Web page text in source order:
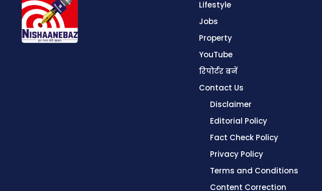
Lifestyle
Jobs
Property
YouTube
रिपोर्टर बनें
Contact Us
Disclaimer
Editorial Policy
Fact Check Policy
Privacy Policy
Terms and Conditions
Content Correction